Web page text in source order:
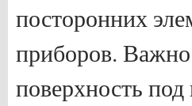
посторонних
приборов.
поверхность